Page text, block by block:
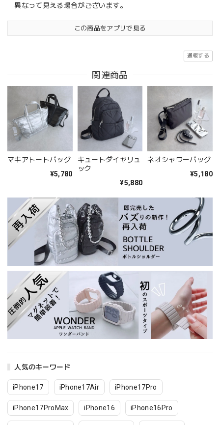
人気のキーワード
iPhone17 iPhone17Air iPhone17Pro
iPhone17ProMax iPhone16 iPhone16Pro
異なって見える場合がございます。
この商品をアプリで見る
通報する
関連商品
マキアトートバッグ
¥5,780
キュートダイヤリュ
ック
¥5,880
ネオシャワーバッグ
¥5,180